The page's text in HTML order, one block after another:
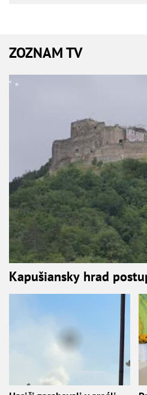
ZOZNAM TV
Kapušiansky hrad